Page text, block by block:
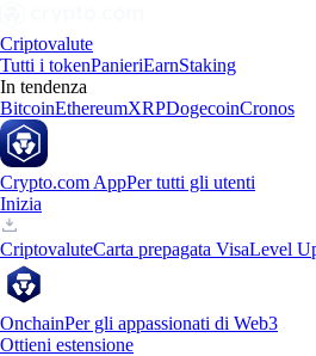
Criptovalute
Tutti i tokenPanieriEarnStaking
In tendenza
BitcoinEthereumXRPDogecoinCronos
Crypto.com AppPer tutti gli utenti
Inizia
CriptovaluteCarta prepagata VisaLevel
OnchainPer gli appassionati di Web3
Ottieni estensione